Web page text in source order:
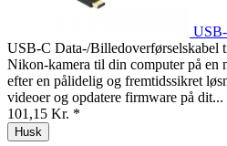
USB-C Data-/Billedoverførselskabel
Nikon-kamera til din computer på en
efter en pålidelig og fremtidssikret
videoer og opdatere firmware på dit...
101,15 Kr. *
Husk